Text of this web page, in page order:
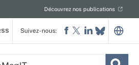
Découvrez nos publications
Suivez-nous: